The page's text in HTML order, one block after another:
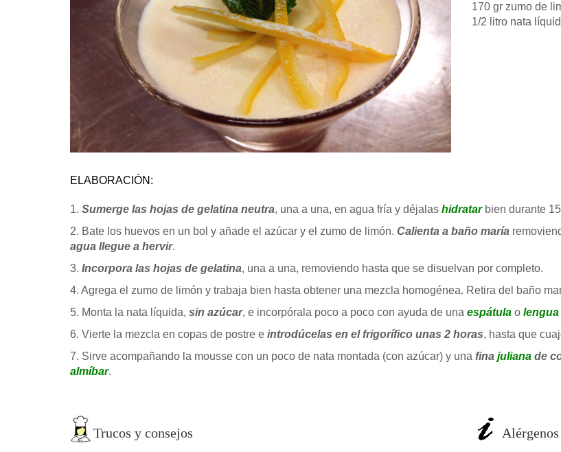
170 gr zumo de
1/2 litro nata
ELABORACIÓN:
1. Sumerge las hojas de gelatina neutra, una a una, en agua fría y déjalas hidratarbien durante
2. Bate los huevos en un bol y añade el azúcar y el zumo de limón. Calienta a baño maría
agua llegue a hervir.
3. Incorpora las hojas de gelatina, una a una, removiendo hasta que se disuelvan por completo.
4. Agrega el zumo de limón y trabaja bien hasta obtener una mezcla homogénea. Retira del baño
5. Monta la nata líquida, sin azúcar, e incorpórala poco a poco con ayuda de una espátula o lengua
6. Vierte la mezcla en copas de postre e introdúcelas en el frigorífico unas 2 horas, hasta que
7. Sirve acompañando la mousse con un poco de nata montada (con azúcar) y una fina juliana de
almíbar.
Trucos y consejos